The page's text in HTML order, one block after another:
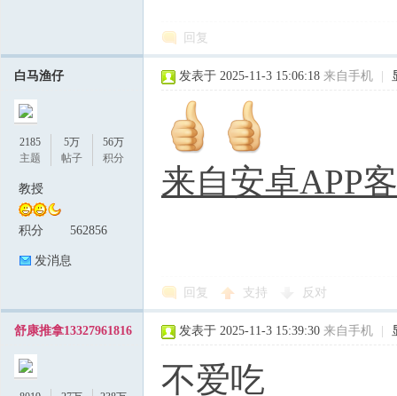
回复
白马渔仔
2185
主题
5万
帖子
56万
积分
教授
积分 562856
发消息
发表于 2025-11-3 15:06:18 来自手机
来自安卓APP
回复 支持 反对
舒康推拿13327961816 发表于 2025-11-3 15:39:30 来自手机
不爱吃